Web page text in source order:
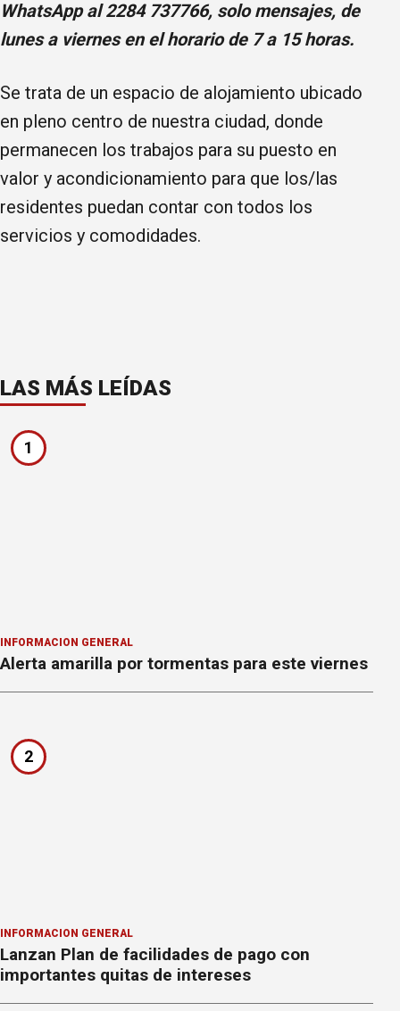
WhatsApp al 2284 737766, solo mensajes, de
lunes a viernes en el horario de 7 a 15 horas.
Se trata de un espacio de alojamiento ubicado
en pleno centro de nuestra ciudad, donde
permanecen los trabajos para su puesto en
valor y acondicionamiento para que los/las
residentes puedan contar con todos los
servicios y comodidades.
LAS MÁS LEÍDAS
1
INFORMACION GENERAL
Alerta amarilla por tormentas para este viernes
2
INFORMACION GENERAL
Lanzan Plan de facilidades de pago con
importantes quitas de intereses